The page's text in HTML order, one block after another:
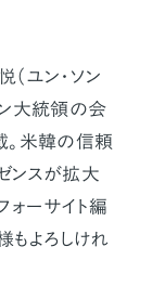
ユン・ソン
ン大統領の会
。米韓の信頼
ンスが拡大
ォーサイト編
よろしけれ